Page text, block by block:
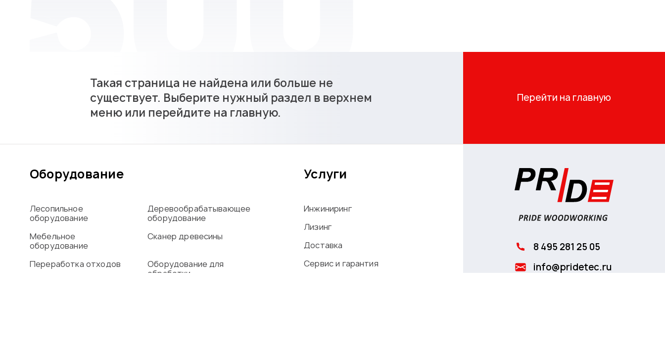
Такая страница не найдена или больше не
существует. Выберите нужный раздел в верхнем
меню или перейдите на главную.
Перейти на главную
Оборудование
Лесопильное
оборудование
Деревообрабатывающее
оборудование
Мебельное
оборудование
Сканер древесины
Переработка отходов
Оборудование для
обработки
Услуги
Инжиниринг
Лизинг
Доставка
Сервис и гарантия
8 495 281 25 05
info@pridetec.ru